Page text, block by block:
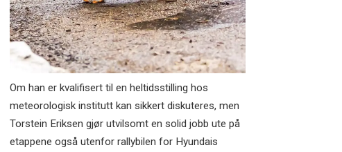
Om han er kvalifisert til en heltidsstilling hos
meteorologisk institutt kan sikkert diskuteres, men
Torstein Eriksen gjør utvilsomt en solid jobb ute på
etappene også utenfor rallybilen for Hyundais